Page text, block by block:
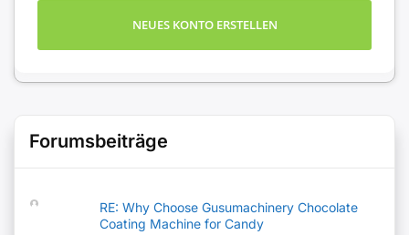
NEUES KONTO ERSTELLEN
Forumsbeiträge
RE: Why Choose Gusumachinery Chocolate
Coating Machine for Candy